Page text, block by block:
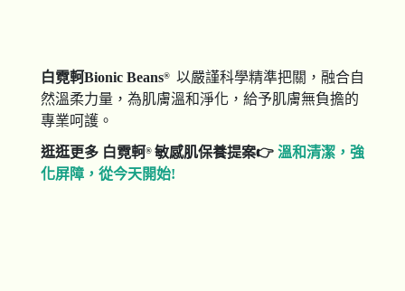
白霓軻Bionic Beans®
以嚴謹科學精準把關，融合自
然溫柔力量，為肌膚溫和淨化，給予肌膚無負擔的
專業呵護。
逛逛更多 白霓軻® 敏感肌保養提案👉 溫和清潔，強
化屏障，從今天開始!